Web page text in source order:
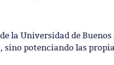
la Universidad de
potenciando las